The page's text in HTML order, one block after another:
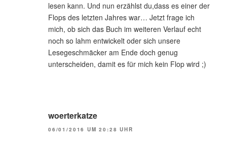
lesen kann. Und nun erzählst du,dass es einer der
Flops des letzten Jahres war… Jetzt frage ich
mich, ob sich das Buch im weiteren Verlauf echt
noch so lahm entwickelt oder sich unsere
Lesegeschmäcker am Ende doch genug
unterscheiden, damit es für mich kein Flop wird ;)
woerterkatze
06/01/2016 UM 20:28 UHR